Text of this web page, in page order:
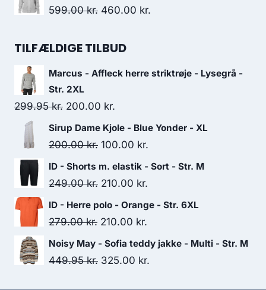
was:
599.00kr. Original
was:
460.00 kr.
TILFÆLDIGE TILBUD
Marcus - Affleck herre striktrøje - Lysegrå -
Str. 2XL
299.95kr. Original
price
was:
200.00 kr.
price
is:
Sirup Dame Kjole - Blue Yonder - XL
200.00kr. Original
price
was:
100.00 kr.
price
ID - Shorts m. elastik - Sort - Str. M
249.00kr. Original
price
was:
210.00 kr.
price
ID - Herre polo - Orange - Str. 6XL
279.00kr. Original
price
was:
210.00 kr.
price
is:
Noisy May - Sofia teddy jakke - Multi - Str. M
449.95kr. Original
325.00 kr.